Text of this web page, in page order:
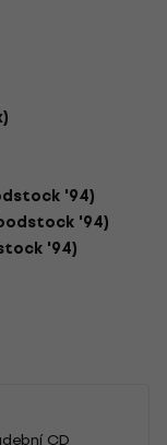
'94)
'94)
'94)
CD